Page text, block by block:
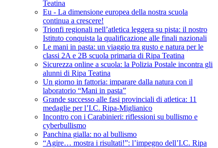
Teatina
Eu - La dimensione europea della nostra scuola
continua a crescere!
Trionfi regionali nell’atletica leggera su pista: il nostro
Istituto conquista la qualificazione alle finali nazionali
Le mani in pasta: un viaggio tra gusto e natura per le
classi 2A e 2B scuola primaria di Ripa Teatina
Sicurezza online a scuola: la Polizia Postale incontra gli
alunni di Ripa Teatina
Un giorno in fattoria: imparare dalla natura con il
laboratorio “Mani in pasta”
Grande successo alle fasi provinciali di atletica: 11
medaglie per l’I.C. Ripa-Miglianico
Incontro con i Carabinieri: riflessioni su bullismo e
cyberbullismo
Panchina gialla: no al bullismo
“Agire… mostra i risultati!”: l’impegno dell’I.C. Ripa